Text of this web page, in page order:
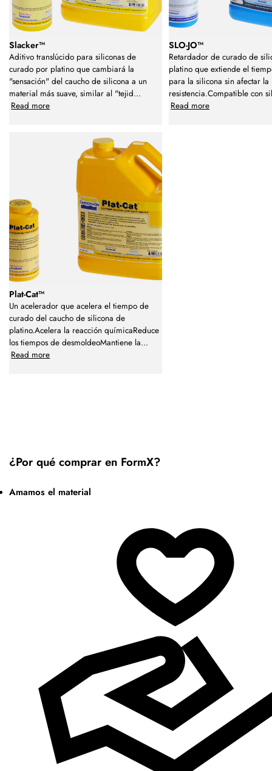
Slacker™
Aditivo translúcido para siliconas de
curado por platino que cambiará la
"sensación" del caucho de silicona a un
material más suave, similar al "tejid...
Read more
SLO-JO™
Retardador de curado de
platino que extiende el
para la silicona sin afectar la
resistencia.Compatible con
Read more
Plat-Cat™
Un acelerador que acelera el tiempo de
curado del caucho de silicona de
platino.Acelera la reacción químicaReduce
los tiempos de desmoldeoMantiene la...
Read more
¿Por qué comprar en FormX?
Amamos el material